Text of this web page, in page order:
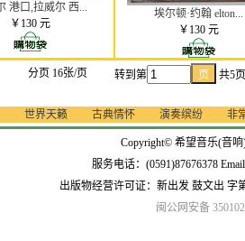
港口,拉威尔 西...
￥130 元
埃尔顿·约翰 elton...
￥130 元
分页 16张/页 转到第 共5
世界天籁 古典情怀 演奏缤纷 非
Copyright© 希望音乐(音
服务电话：(0591)87676378
出版物经营许可证：新出发 鼓文出
闽公网安备